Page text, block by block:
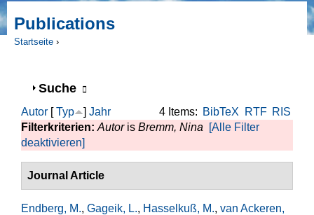
Publications
Startseite ›
Anzeigen
Suche
4 Items: BibTeX RTF RIS
Autor [Typ ] Jahr
Filterkriterien: Autoris Bremm, Nina
[Alle Filter
deaktivieren]
Journal Article
Endberg, M., Gageik, L., Hasselkuß, M., van Ackeren,